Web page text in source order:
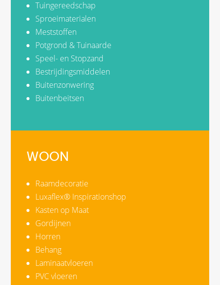
Tuingereedschap
Sproeimaterialen
Meststoffen
Potgrond & Tuinaarde
Speel- en Stopzand
Bestrijdingsmiddelen
Buitenzonwering
Buitenbeitsen
WOON
Raamdecoratie
Luxaflex® Inspirationshop
Kasten op Maat
Gordijnen
Horren
Behang
Laminaatvloeren
PVC vloeren